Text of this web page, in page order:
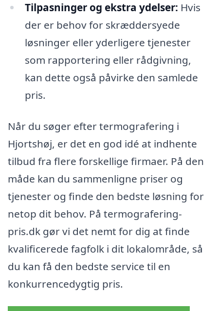
Tilpasninger og ekstra ydelser: Hvis
der er behov for skræddersyede
løsninger eller yderligere tjenester
som rapportering eller rådgivning,
kan dette også påvirke den samlede
pris.
Når du søger efter termografering i
Hjortshøj, er det en god idé at indhente
tilbud fra flere forskellige firmaer. På den
måde kan du sammenligne priser og
tjenester og finde den bedste løsning for
netop dit behov. På termografering-
pris.dk gør vi det nemt for dig at finde
kvalificerede fagfolk i dit lokalområde, så
du kan få den bedste service til en
konkurrencedygtig pris.